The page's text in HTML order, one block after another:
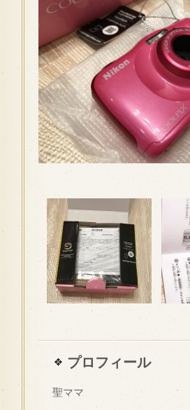
プロフィール
聖ママ